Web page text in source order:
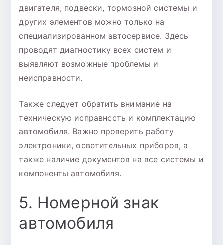
двигателя, подвески, тормозной системы и
других элементов можно только на
специализированном автосервисе. Здесь
проводят диагностику всех систем и
выявляют возможные проблемы и
неисправности.
Также следует обратить внимание на
техническую исправность и комплектацию
автомобиля. Важно проверить работу
электроники, осветительных приборов, а
также наличие документов на все системы и
компоненты автомобиля.
5. Номерной знак
автомобиля